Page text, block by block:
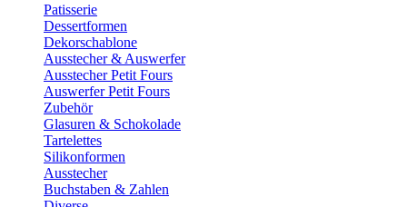
Patisserie
Dessertformen
Dekorschablone
Ausstecher & Auswerfer
Ausstecher Petit Fours
Auswerfer Petit Fours
Zubehör
Glasuren & Schokolade
Tartelettes
Silikonformen
Ausstecher
Buchstaben & Zahlen